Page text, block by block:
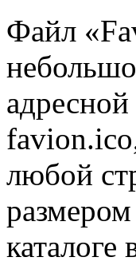
Файл
адресной
любой
каталоге